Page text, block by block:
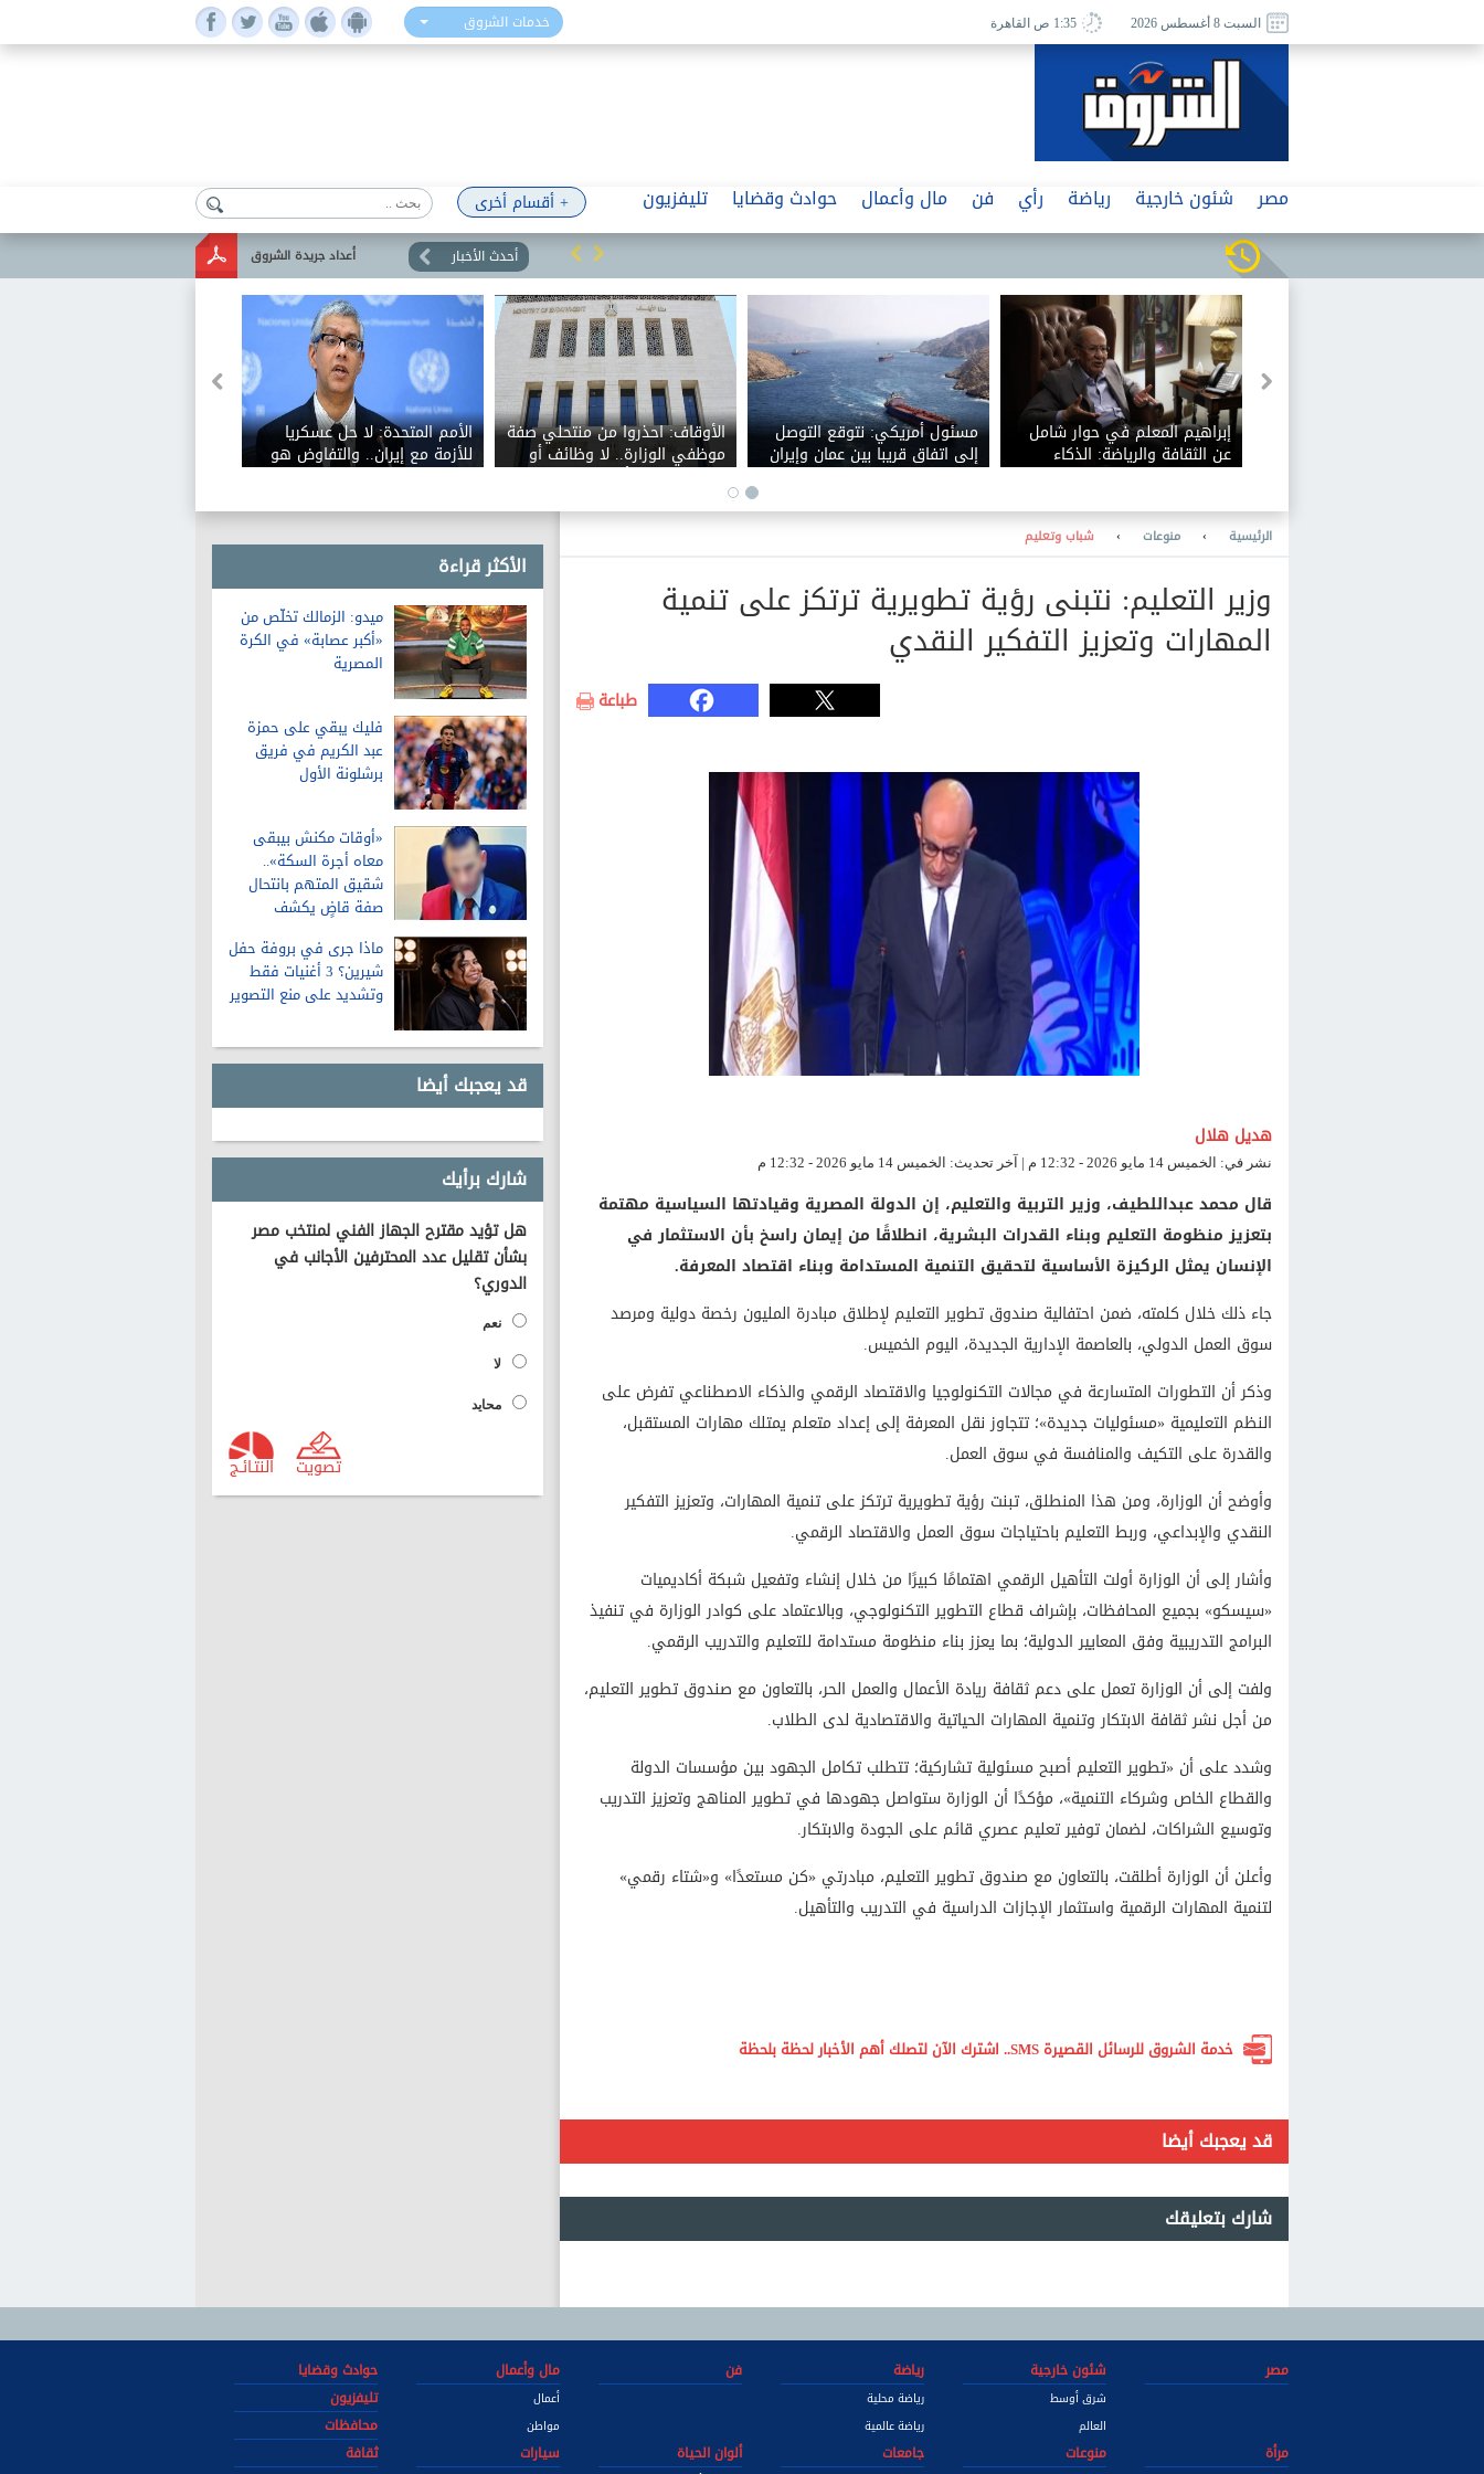
خدمات الشروق السبت 8 أغسطس 2026 1:35 ص القاهرة
+ أقسام أخرى مصر شئون خارجية رياضة رأي فن مال وأعمال حوادث وقضايا تليفزيون
أعداد جريدة الشروق أحدث الأخبار
إبراهيم المعلم في حوار شامل
عن الثقافة والرياضة: الذكاء
الاصطناعي يفيد الثقافة
والتعليم
مسئول أمريكي: نتوقع التوصل
إلى اتفاق قريبا بين عمان وإيران
حول مضيق هرمز
الأوقاف: احذروا من منتحلي صفة
موظفي الوزارة.. لا وظائف أو
تعيينات مقابل أموال
الأمم المتحدة: لا حل عسكريا
للأزمة مع إيران.. والتفاوض هو
السبيل الوحيد
الأكثر قراءة
ميدو: الزمالك تخلّص من
«أكبر عصابة» في الكرة
المصرية
فليك يبقي على حمزة
عبد الكريم في فريق
برشلونة الأول
«أوقات مكنش بيبقى
معاه أجرة السكة»..
شقيق المتهم بانتحال
صفة قاضٍ يكشف
الواقعة
ماذا جرى في بروفة حفل
شيرين؟ 3 أغنيات فقط
وتشديد على منع التصوير
قد يعجبك أيضا
شارك برأيك
هل تؤيد مقترح الجهاز الفني لمنتخب مصر
بشأن تقليل عدد المحترفين الأجانب في
الدوري؟
نعم
لا
محايد
النتـائـج تصويت
الرئيسية › منوعات › شباب وتعليم
وزير التعليم: نتبنى رؤية تطويرية ترتكز على تنمية
المهارات وتعزيز التفكير النقدي
طباعة
هديل هلال
نشر في: الخميس 14 مايو 2026 - 12:32 م | آخر تحديث: الخميس 14 مايو 2026 - 12:32 م
قال محمد عبداللطيف، وزير التربية والتعليم، إن الدولة المصرية وقيادتها السياسية مهتمة
بتعزيز منظومة التعليم وبناء القدرات البشرية، انطلاقًا من إيمان راسخ بأن الاستثمار في
الإنسان يمثل الركيزة الأساسية لتحقيق التنمية المستدامة وبناء اقتصاد المعرفة.
جاء ذلك خلال كلمته، ضمن احتفالية صندوق تطوير التعليم لإطلاق مبادرة المليون رخصة دولية ومرصد
سوق العمل الدولي، بالعاصمة الإدارية الجديدة، اليوم الخميس.
وذكر أن التطورات المتسارعة في مجالات التكنولوجيا والاقتصاد الرقمي والذكاء الاصطناعي تفرض على
النظم التعليمية «مسئوليات جديدة»؛ تتجاوز نقل المعرفة إلى إعداد متعلم يمتلك مهارات المستقبل،
والقدرة على التكيف والمنافسة في سوق العمل.
وأوضح أن الوزارة، ومن هذا المنطلق، تبنت رؤية تطويرية ترتكز على تنمية المهارات، وتعزيز التفكير
النقدي والإبداعي، وربط التعليم باحتياجات سوق العمل والاقتصاد الرقمي.
وأشار إلى أن الوزارة أولت التأهيل الرقمي اهتمامًا كبيرًا من خلال إنشاء وتفعيل شبكة أكاديميات
«سيسكو» بجميع المحافظات، بإشراف قطاع التطوير التكنولوجي، وبالاعتماد على كوادر الوزارة في تنفيذ
البرامج التدريبية وفق المعايير الدولية؛ بما يعزز بناء منظومة مستدامة للتعليم والتدريب الرقمي.
ولفت إلى أن الوزارة تعمل على دعم ثقافة ريادة الأعمال والعمل الحر، بالتعاون مع صندوق تطوير التعليم،
من أجل نشر ثقافة الابتكار وتنمية المهارات الحياتية والاقتصادية لدى الطلاب.
وشدد على أن «تطوير التعليم أصبح مسئولية تشاركية؛ تتطلب تكامل الجهود بين مؤسسات الدولة
والقطاع الخاص وشركاء التنمية»، مؤكدًا أن الوزارة ستواصل جهودها في تطوير المناهج وتعزيز التدريب
وتوسيع الشراكات، لضمان توفير تعليم عصري قائم على الجودة والابتكار.
وأعلن أن الوزارة أطلقت، بالتعاون مع صندوق تطوير التعليم، مبادرتي «كن مستعدًا» و«شتاء رقمي»
لتنمية المهارات الرقمية واستثمار الإجازات الدراسية في التدريب والتأهيل.
خدمة الشروق للرسائل القصيرة SMS.. اشترك الآن لتصلك أهم الأخبار لحظة بلحظة
قد يعجبك أيضا
شارك بتعليقك
مصر شئون خارجية
شرق أوسط
العالم
رياضة
رياضة محلية
رياضة عالمية
فن مال وأعمال
أعمال
مواطن
حوادث وقضايا
تليفزيون
محافظات
مرأة
منوعات جامعات ألوان الحياة سيارات
ثقافة